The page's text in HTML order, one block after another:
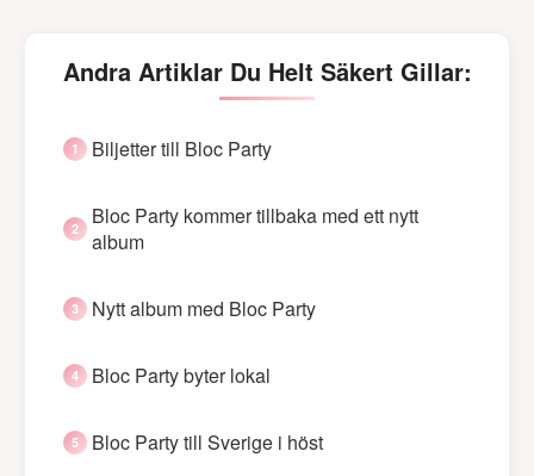
Andra Artiklar Du Helt Säkert Gillar:
Biljetter till Bloc Party
Bloc Party kommer tillbaka med ett nytt
album
Nytt album med Bloc Party
Bloc Party byter lokal
Bloc Party till Sverige i höst